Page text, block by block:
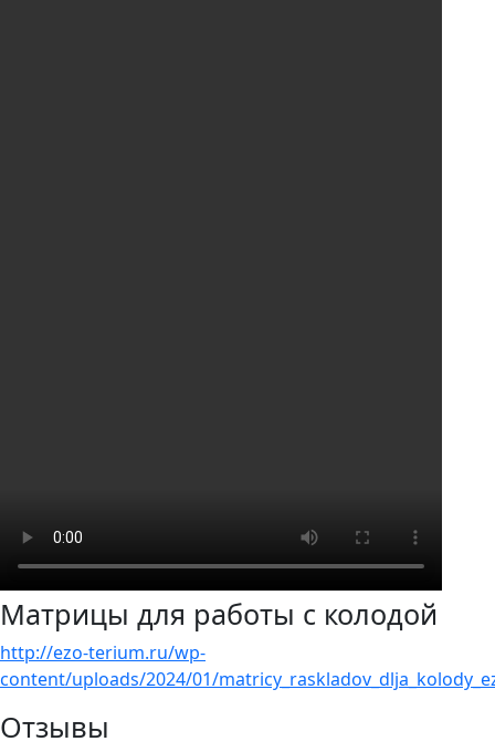
Матрицы для работы с колодой
http://ezo-terium.ru/wp-
content/uploads/2024/01/
Отзывы